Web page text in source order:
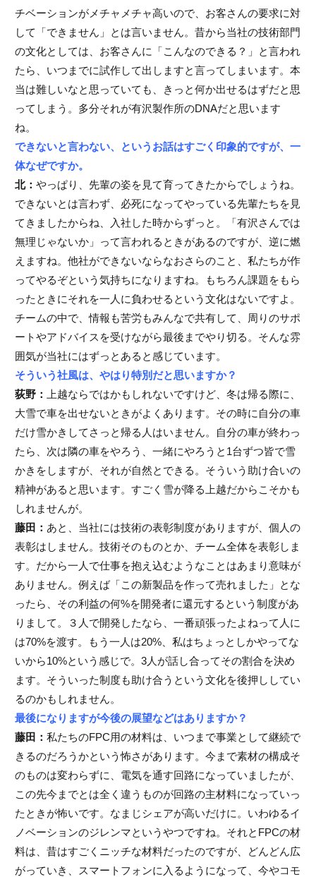
チベーションがメチャメチャ高いので、お客さんの要求に対
して「できません」とは言いません。昔から当社の技術部門
の文化としては、お客さんに「こんなのできる？」と言われ
たら、いつまでに試作して出しますと言ってしまいます。本
当は難しいなと思っていても、きっと何か出せるはずだと思
ってしまう。多分それが有沢製作所のDNAだと思います
ね。
できないと言わない、というお話はすごく印象的ですが、一
体なぜですか。
北： やっぱり、先輩の姿を見て育ってきたからでしょうね。
できないとは言わず、必死になってやっている先輩たちを見
てきましたからね、入社した時からずっと。「有沢さんでは
無理じゃないか」って言われるときがあるのですが、逆に燃
えますね。他社ができないならなおさらのこと、私たちが作
ってやるぞという気持ちになりますね。もちろん課題をもら
ったときにそれを一人に負わせるという文化はないですよ。
チームの中で、情報も苦労もみんなで共有して、周りのサポ
ートやアドバイスを受けながら最後までやり切る。そんな雰
囲気が当社にはずっとあると感じています。
そういう社風は、やはり特別だと思いますか？
荻野：
上越ならではかもしれないですけど、冬は帰る際に、
大雪で車を出せないときがよくあります。その時に自分の車
だけ雪かきしてさっと帰る人はいません。自分の車が終わっ
たら、次は隣の車をやろう、一緒にやろうと1台ずつ皆で雪
かきをしますが、それが自然とできる。そういう助け合いの
精神があると思います。すごく雪が降る上越だからこそかも
しれませんが。
藤田： あと、当社には技術の表彰制度がありますが、個人の
表彰はしません。技術そのものとか、チーム全体を表彰しま
す。だから一人で仕事を抱え込むようなことはあまり意味が
ありません。例えば「この新製品を作って売れました」とな
ったら、その利益の何%を開発者に還元するという制度があ
りまして。３人で開発したなら、一番頑張ったよねって人に
は70%を渡す。もう一人は20%、私はちょっとしかやってな
いから10%という感じで。3人が話し合ってその割合を決め
ます。そういった制度も助け合うという文化を後押ししてい
るのかもしれません。
最後になりますが今後の展望などはありますか？
藤田： 私たちのFPC用の材料は、いつまで事業として継続で
きるのだろうかという怖さがあります。今まで素材の構成そ
のものは変わらずに、電気を通す回路になっていましたが、
この先今までとは全く違うものが回路の主材料になっていっ
たときが怖いです。なまじシェアが高いだけに。いわゆるイ
ノベーションのジレンマというやつですね。それとFPCの材
料は、昔はすごくニッチな材料だったのですが、どんどん広
がっていき、スマートフォンに入るようになって、今やコモ